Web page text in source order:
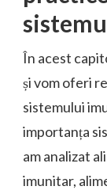
În acest
și vom oferi
sistemului
importanța
am analizat
imunitar,